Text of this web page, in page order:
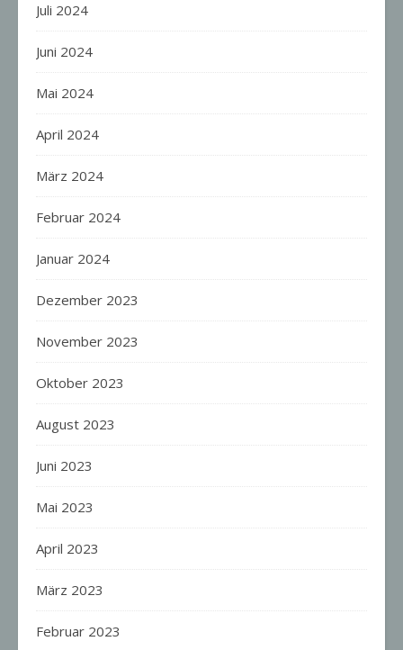
Juli 2024
Juni 2024
Mai 2024
April 2024
März 2024
Februar 2024
Januar 2024
Dezember 2023
November 2023
Oktober 2023
August 2023
Juni 2023
Mai 2023
April 2023
März 2023
Februar 2023